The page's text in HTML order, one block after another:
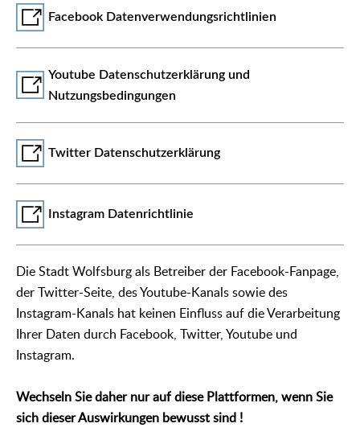
Facebook Datenverwendungsrichtlinien
Youtube Datenschutzerklärung und
Nutzungsbedingungen
Twitter Datenschutzerklärung
Instagram Datenrichtlinie
Die Stadt Wolfsburg als Betreiber der Facebook-Fanpage,
der Twitter-Seite, des Youtube-Kanals sowie des
Instagram-Kanals hat keinen Einfluss auf die Verarbeitung
Ihrer Daten durch Facebook, Twitter, Youtube und
Instagram.
Wechseln Sie daher nur auf diese Plattformen, wenn Sie
sich dieser Auswirkungen bewusst sind !